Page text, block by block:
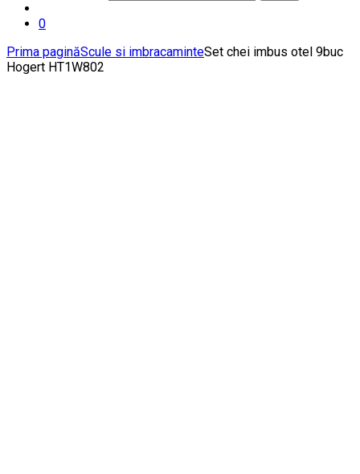
0
Prima paginăScule si imbracaminteSet chei imbus otel 9buc
Hogert HT1W802